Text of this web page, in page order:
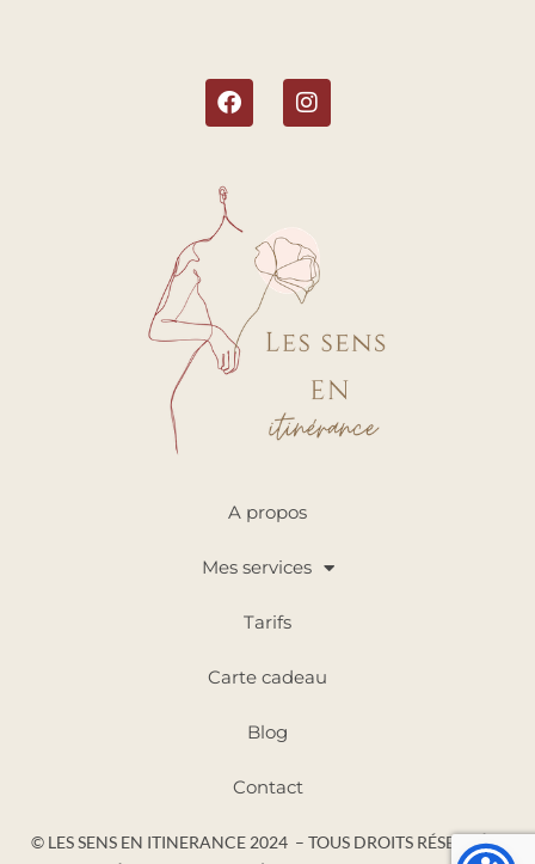
A propos
Mes services
Tarifs
Carte cadeau
Blog
Contact
© LES SENS EN ITINERANCE 2024 – TOUS DROITS RÉSERVÉS |